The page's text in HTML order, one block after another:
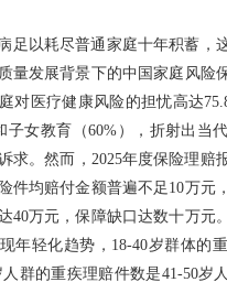
足以耗尽普通家庭十年积蓄，
量发展背景下的中国家庭风险
对医疗健康风险的担忧高达
子女教育（60%），折射出当
求。然而，2025年度保险理赔
件均赔付金额普遍不足10万元
40万元，保障缺口达数十万元
年轻化趋势，18-40岁群体的
人群的重疾理赔件数是41-50岁